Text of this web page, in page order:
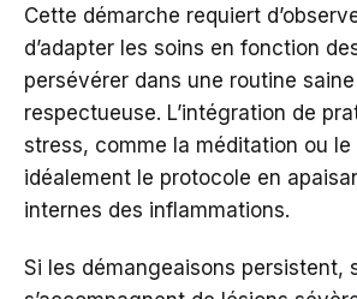
Cette démarche requiert
d’adapter les soins en fonction
persévérer dans une routine
respectueuse. L’intégration de
stress, comme la méditation ou
idéalement le protocole en
internes des inflammations.
Si les démangeaisons persistent,